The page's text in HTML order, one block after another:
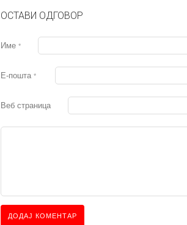
ОСТАВИ ОДГОВОР
Име *
Е-пошта *
Веб страница